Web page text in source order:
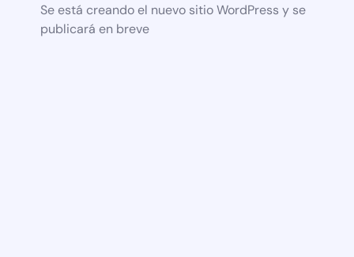
Se está creando el nuevo sitio WordPress y se
publicará en breve